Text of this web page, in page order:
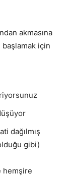
akmasına
için
dağılmış
gibi)
hemşire